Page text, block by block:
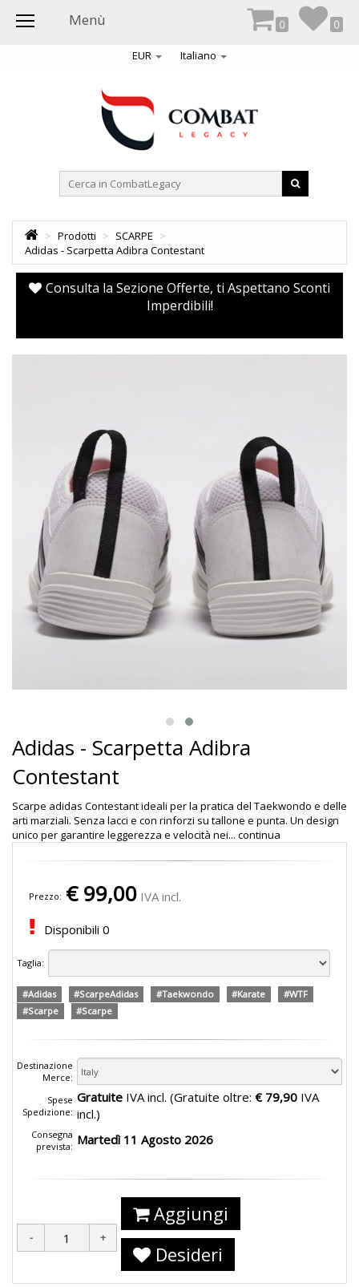
EUR Italiano
0 0
Menù
> Prodotti > SCARPE >
Adidas - Scarpetta Adibra Contestant
Consulta la Sezione Offerte, ti Aspettano Sconti
Imperdibili!
Adidas - Scarpetta Adibra
Contestant
Scarpe adidas Contestant ideali per la pratica del Taekwondo e delle
arti marziali. Senza lacci e con rinforzi su tallone e punta. Un design
unico per garantire leggerezza e velocità nei... continua
Prezzo: €99,00 IVA incl.
Disponibili 0
Taglia:
#Adidas #ScarpeAdidas #Taekwondo #Karate
#WTF
#Scarpe
#Scarpe
Destinazione
Merce:
Spese
Spedizione:
Gratuite IVA incl. (Gratuite oltre: € 79,90 IVA
incl.)
Consegna
prevista: Martedì 11 Agosto 2026
Aggiungi
Desideri